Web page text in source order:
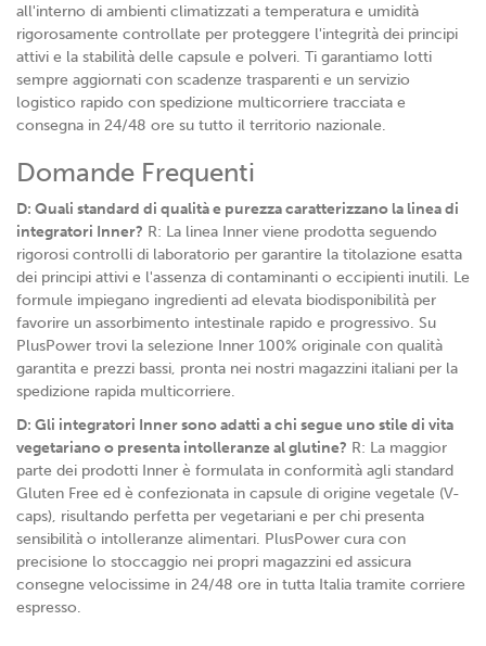
all'interno di ambienti climatizzati a temperatura e umidità
rigorosamente controllate per proteggere l'integrità dei principi
attivi e la stabilità delle capsule e polveri. Ti garantiamo lotti
sempre aggiornati con scadenze trasparenti e un servizio
logistico rapido con spedizione multicorriere tracciata e
consegna in 24/48 ore su tutto il territorio nazionale.
Domande Frequenti
D: Quali standard di qualità e purezza caratterizzano la linea di
integratori Inner? R: La linea Inner viene prodotta seguendo
rigorosi controlli di laboratorio per garantire la titolazione esatta
dei principi attivi e l'assenza di contaminanti o eccipienti inutili. Le
formule impiegano ingredienti ad elevata biodisponibilità per
favorire un assorbimento intestinale rapido e progressivo. Su
PlusPower trovi la selezione Inner 100% originale con qualità
garantita e prezzi bassi, pronta nei nostri magazzini italiani per la
spedizione rapida multicorriere.
D: Gli integratori Inner sono adatti a chi segue uno stile di vita
vegetariano o presenta intolleranze al glutine? R: La maggior
parte dei prodotti Inner è formulata in conformità agli standard
Gluten Free ed è confezionata in capsule di origine vegetale (V-
caps), risultando perfetta per vegetariani e per chi presenta
sensibilità o intolleranze alimentari. PlusPower cura con
precisione lo stoccaggio nei propri magazzini ed assicura
consegne velocissime in 24/48 ore in tutta Italia tramite corriere
espresso.